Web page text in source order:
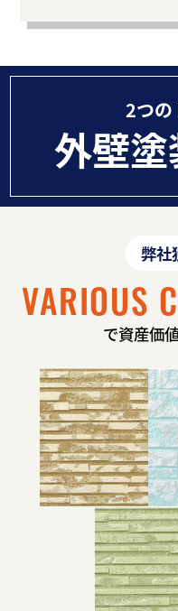
2つの
外壁
弊社
VARIOUS
で資産価